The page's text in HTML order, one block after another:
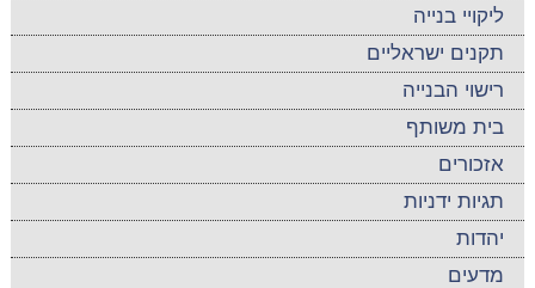
ליקויי בנייה
תקנים ישראליים
רישוי הבנייה
בית משותף
אזכורים
תגיות ידניות
יהדות
מדעים